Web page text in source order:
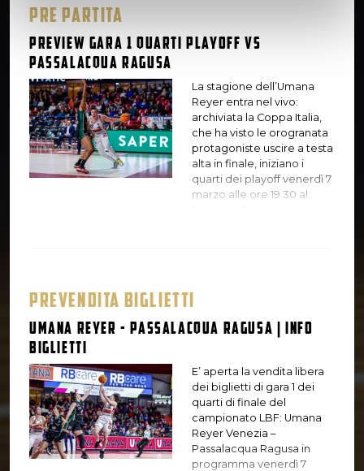
PRE PARTITA
Preview Gara 1 quarti playoff vs
Passalacqua Ragusa
La stagione dell’Umana
Reyer entra nel vivo:
archiviata la Coppa Italia,
che ha visto le orogranata
protagoniste uscire a testa
alta in finale, iniziano i
quarti dei playoff venerdì 7
marzo alle ore 19.30 al
2022/2023. L’avversario è la
(andata e ritorno in
campionato) in questa
stagione con esito positivo
in entrambe le gare per
l’Umana. La serie è al
meglio delle tre…
PREVENDITA BIGLIETTI
Umana Reyer - Passalacqua Ragusa | Info
biglietti
E’ aperta la vendita libera
dei biglietti di gara 1 dei
quarti di finale del
campionato LBF: Umana
Reyer Venezia –
Passalacqua Ragusa in
programma venerdì 7